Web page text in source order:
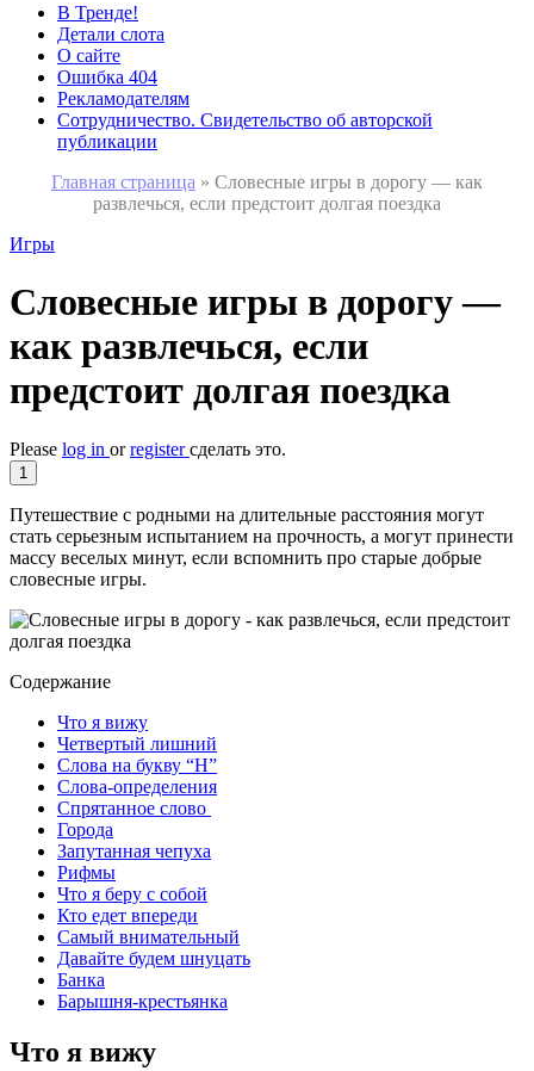
В Тренде!
Детали слота
О сайте
Ошибка 404
Рекламодателям
Сотрудничество. Свидетельство об авторской
публикации
Главная страница » Словесные игры в дорогу — как
развлечься, если предстоит долгая поездка
Игры
Словесные игры в дорогу —
как развлечься, если
предстоит долгая поездка
Please log in orregisterсделать это.
1
Путешествие с родными на длительные расстояния могут
стать серьезным испытанием на прочность, а могут принести
массу веселых минут, если вспомнить про старые добрые
словесные игры.
Содержание
Что я вижу
Четвертый лишний
Слова на букву “Н”
Слова-определения
Спрятанное слово
Города
Запутанная чепуха
Рифмы
Что я беру с собой
Кто едет впереди
Самый внимательный
Давайте будем шнуцать
Банка
Барышня-крестьянка
Что я вижу